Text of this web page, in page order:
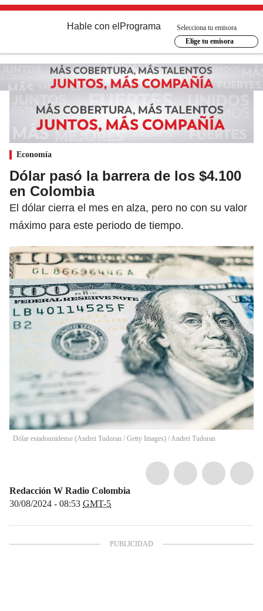
Hable con el Programa
Selecciona tu emisora
Elige tu emisora
Economía
Dólar pasó la barrera de los $4.100
en Colombia
El dólar cierra el mes en alza, pero no con su valor
máximo para este periodo de tiempo.
Dólar estadounidense (Andrei Tudoran / Getty Images) /Andrei Tudoran
Redacción W Radio Colombia
30/08/2024 - 08:53 GMT-5